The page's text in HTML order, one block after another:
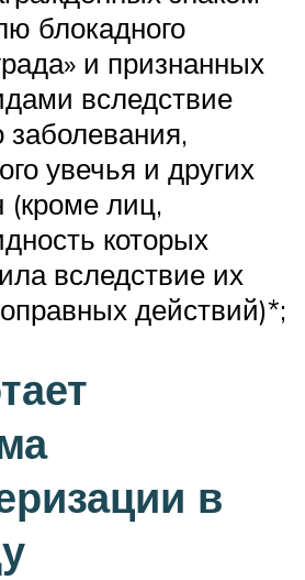
блокадного
и признанных
вследствие
заболевания,
увечья и других
(кроме лиц,
которых
вследствие их
действий)*;
в